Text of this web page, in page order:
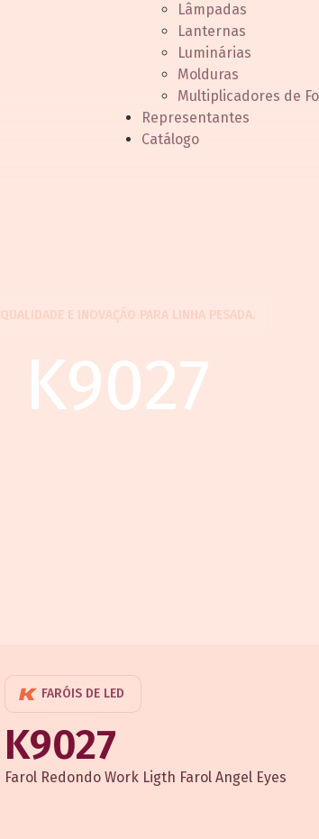
Lâmpadas
Lanternas
Luminárias
Molduras
Multiplicadores de
Representantes
Catálogo
QUALIDADE E INOVAÇÃO PARA LINHA PESADA.
K9027
FARÓIS DE LED
K9027
Farol Redondo Work Ligth Farol Angel Eyes